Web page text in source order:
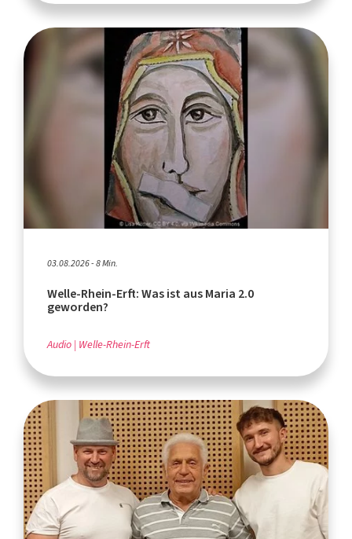
03.08.2026 - 8 Min.
Welle-Rhein-Erft: Was ist aus Maria 2.0
geworden?
Audio Welle-Rhein-Erft